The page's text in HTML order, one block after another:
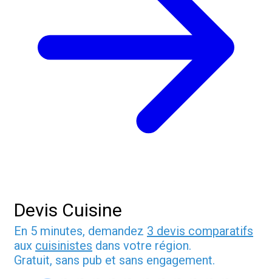
Devis Cuisine
En 5 minutes, demandez 3 devis comparatifs
aux cuisinistes dans votre région.
Gratuit, sans pub et sans engagement.